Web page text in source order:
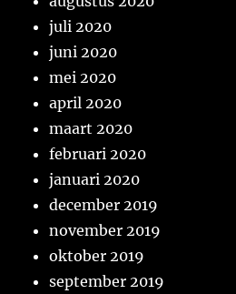
juli 2020
juni 2020
mei 2020
april 2020
maart 2020
februari 2020
januari 2020
december 2019
november 2019
oktober 2019
september 2019